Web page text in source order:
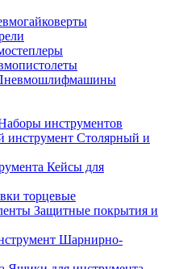
инструментов
Столярный и
Кейсы для
торцевые
Защитные покрытия и
Шарнирно-